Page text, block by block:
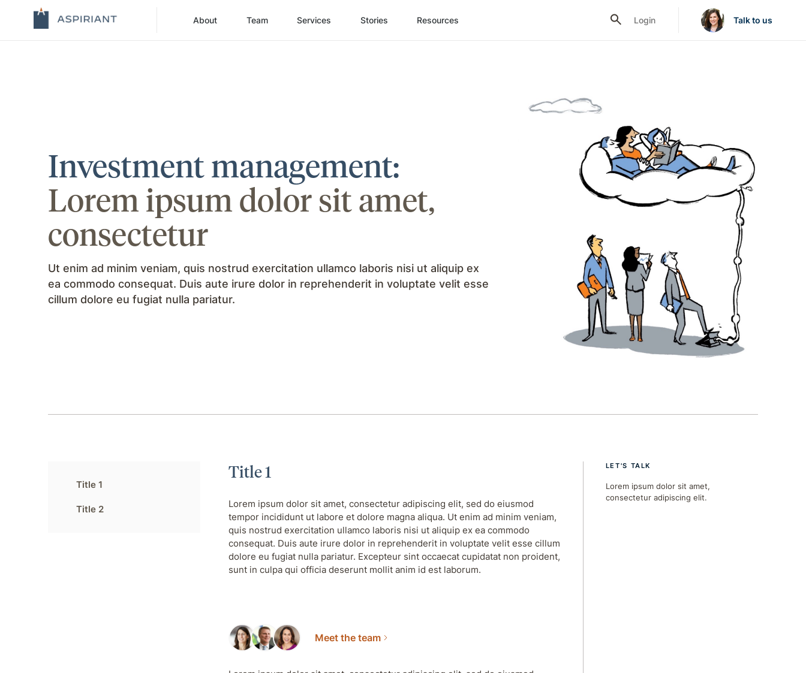
About Team Services Stories Resources Login Talk to us
Investment management:
Lorem ipsum dolor sit amet,
consectetur
Ut enim ad minim veniam, quis nostrud exercitation ullamco laboris nisi ut aliquip ex
ea commodo consequat. Duis aute irure dolor in reprehenderit in voluptate velit esse
cillum dolore eu fugiat nulla pariatur.
Title 1
Title 2
Title 1
Lorem ipsum dolor sit amet, consectetur adipiscing elit, sed do eiusmod
tempor incididunt ut labore et dolore magna aliqua. Ut enim ad minim veniam,
quis nostrud exercitation ullamco laboris nisi ut aliquip ex ea commodo
consequat. Duis aute irure dolor in reprehenderit in voluptate velit esse cillum
dolore eu fugiat nulla pariatur. Excepteur sint occaecat cupidatat non proident,
sunt in culpa qui officia deserunt mollit anim id est laborum.
Meet the team
LET'S TALK
Lorem ipsum dolor sit amet,
consectetur adipiscing elit.